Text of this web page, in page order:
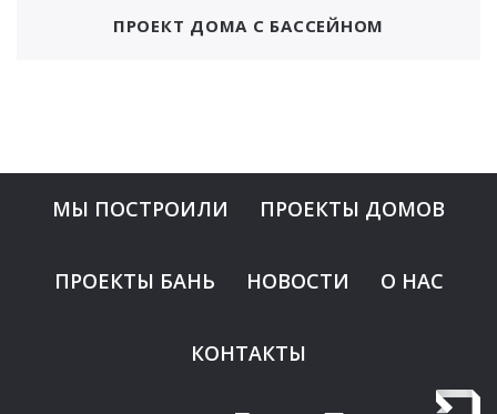
ПРОЕКТ ДОМА С БАССЕЙНОМ
МЫ ПОСТРОИЛИ ПРОЕКТЫ ДОМОВ
ПРОЕКТЫ БАНЬ НОВОСТИ О НАС
КОНТАКТЫ